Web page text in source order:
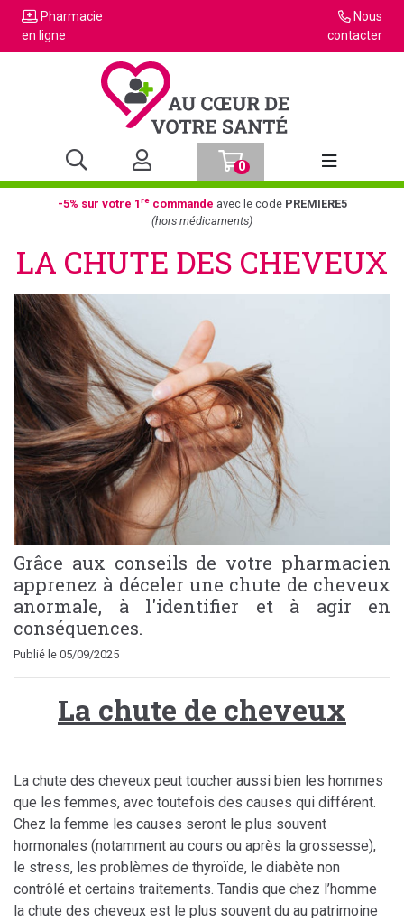
Pharmacie
en ligne
Nous
contacter
0
Afficher la
-5% sur votre 1recommande avec le code PREMIERE5
(hors médicaments)
LA CHUTE DES CHEVEUX
Grâce aux conseils de votre pharmacien
apprenez à déceler une chute de cheveux
anormale, à l'identifier et à agir en
conséquences.
Publié le 05/09/2025
La chute de cheveux
La chute des cheveux peut toucher aussi bien les hommes
que les femmes, avec toutefois des causes qui différent.
Chez la femme les causes seront le plus souvent
hormonales (notamment au cours ou après la grossesse),
le stress, les problèmes de thyroïde, le diabète non
contrôlé et certains traitements. Tandis que chez l’homme
la chute des cheveux est le plus souvent du au patrimoine